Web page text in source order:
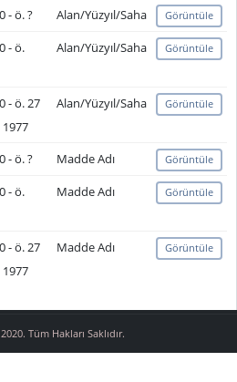
- ö. ? Alan/Yüzyıl/Saha Görüntüle
- ö.
Alan/Yüzyıl/Saha Görüntüle
- ö. 27
1977
Alan/Yüzyıl/Saha Görüntüle
- ö. ? Madde Adı Görüntüle
- ö.
Madde Adı Görüntüle
- ö. 27
1977
Madde Adı Görüntüle
Tüm Hakları Saklıdır.